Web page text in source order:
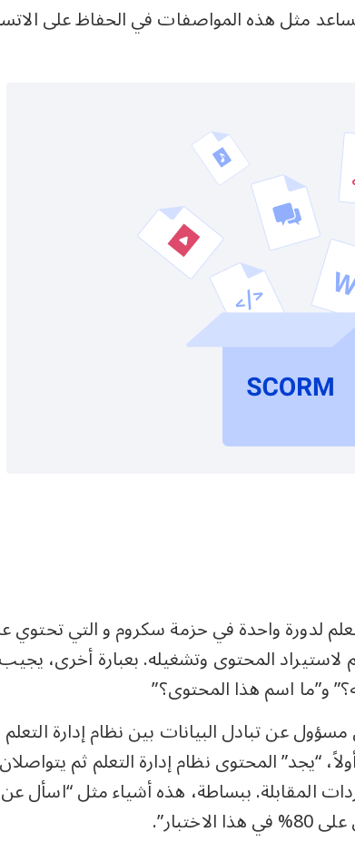
مثل هذه المواصفات في الحفاظ على
لدورة واحدة في حزمة سكروم و التي تحتوي
لاستيراد المحتوى وتشغيله. بعبارة أخرى،
و”ما اسم هذا المحتوى؟”
عن تبادل البيانات بين نظام إدارة
“يجد” المحتوى نظام إدارة التعلم ثم
المقابلة. ببساطة، هذه أشياء مثل “اسأل